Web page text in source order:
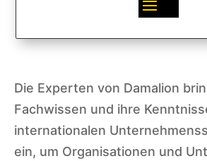
Die Experten von Damalion
Fachwissen und ihre
internationalen
ein, um Organisationen und